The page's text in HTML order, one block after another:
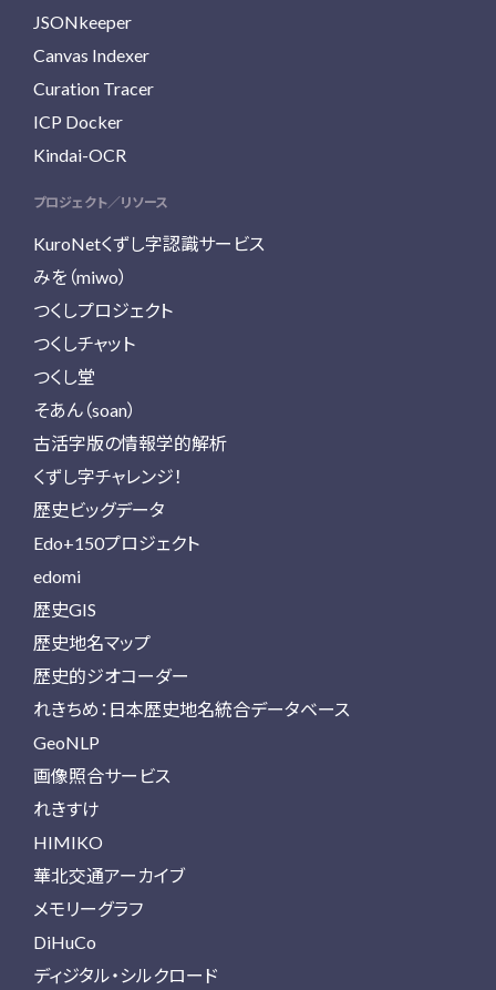
JSONkeeper
Canvas Indexer
Curation Tracer
ICP Docker
Kindai-OCR
プロジェクト／リソース
KuroNetくずし字認識サービス
みを（miwo）
つくしプロジェクト
つくしチャット
つくし堂
そあん（soan）
古活字版の情報学的解析
くずし字チャレンジ！
歴史ビッグデータ
Edo+150プロジェクト
edomi
歴史GIS
歴史地名マップ
歴史的ジオコーダー
れきちめ：日本歴史地名統合データベース
GeoNLP
画像照合サービス
れきすけ
HIMIKO
華北交通アーカイブ
メモリーグラフ
DiHuCo
ディジタル・シルクロード